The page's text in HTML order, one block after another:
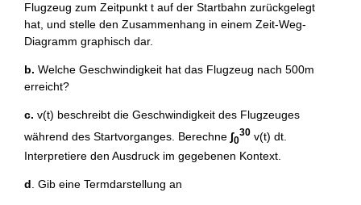
Flugzeug zum Zeitpunkt t auf der Startbahn zurückgelegt
hat, und stelle den Zusammenhang in einem Zeit-Weg-
Diagramm graphisch dar.
b. Welche Geschwindigkeit hat das Flugzeug nach 500m
erreicht?
c. v(t) beschreibt die Geschwindigkeit des Flugzeuges
während des Startvorganges. Berechne ∫0
30 v(t) dt.
Interpretiere den Ausdruck im gegebenen Kontext.
d. Gib eine Termdarstellung an